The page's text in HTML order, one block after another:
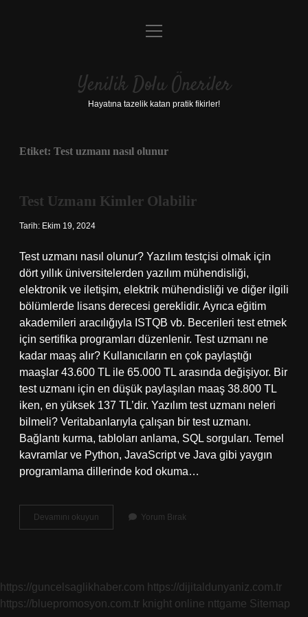
Anasayfa
Yasal Uyarı
menüyü
Yenilik Dolu Öneriler
Hayatına tazelik katan pratik fikirler!
Etiket: Test uzmanı nasıl olunur
Test Uzmanı Kimler Olabilir
Tarih: Ekim 19, 2024
Test uzmanı nasıl olunur? Yazılım testçisi olmak için
dört yıllık üniversitelerden yazılım mühendisliği,
elektronik ve iletişim, elektrik mühendisliği ve diğer ilgili
bölümlerde lisans derecesi gereklidir. Ayrıca eğitim
akademileri aracılığıyla ISTQB vb. Becerileri test etmek
için sertifika programları düzenlenir. Test uzmanı ne
kadar maaş alır? Kullanıcıların en çok paylaştığı
maaşlar 43.600 TL ile 65.000 TL arasında değişiyor. Bir
test uzmanı için en düşük paylaşılan maaş 38.800 TL
iken, en yüksek 137 TL’dir. Yazılım test uzmanı neleri
bilmeli? Veritabanlarıyla çalışan bir test uzmanı.
Bağlantı kurma, tabloları anlama, SQL sorguları. Temel
kavramlar ve Python, JavaScript ve Java gibi yaygın
programlama dillerinde kod okuma…
Devamını okuyun
Uzmanı
Yorum Bırak
https://guncelsaglikhaber.com https://dijitaldunyaniz.com.tr
https://bluepromosyon.com.tr knight online nttgame Sitemap